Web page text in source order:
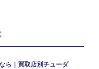
ら｜買取店別チューダ